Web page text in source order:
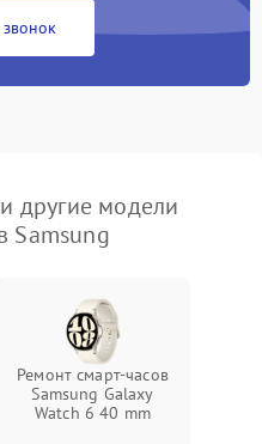
звонок
другие модели
Samsung
Ремонт смарт-часов
Samsung Galaxy
Watch 6 40 mm